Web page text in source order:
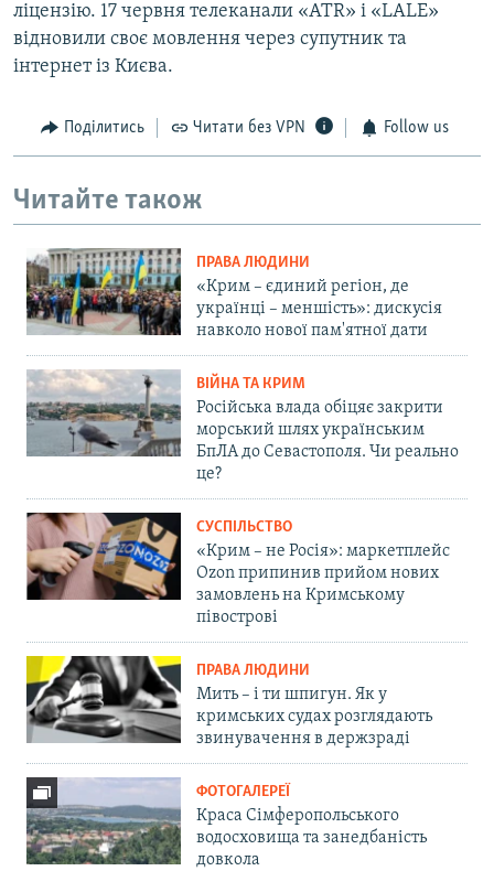
ліцензію. 17 червня телеканали «ATR» і «LALE»
відновили своє мовлення через супутник та
інтернет із Києва.
Поділитись Читати без VPN Follow us
Читайте також
ПРАВА ЛЮДИНИ
«Крим – єдиний регіон, де
українці – меншість»: дискусія
навколо нової пам'ятної дати
ВІЙНА ТА КРИМ
Російська влада обіцяє закрити
морський шлях українським
БпЛА до Севастополя. Чи реально
це?
СУСПІЛЬСТВО
«Крим – не Росія»: маркетплейс
Ozon припинив прийом нових
замовлень на Кримському
півострові
ПРАВА ЛЮДИНИ
Мить – і ти шпигун. Як у
кримських судах розглядають
звинувачення в держзраді
ФОТОГАЛЕРЕЇ
Краса Сімферопольського
водосховища та занедбаність
довкола